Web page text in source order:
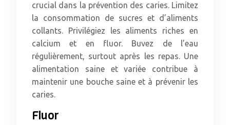
crucial dans la prévention des caries. Limitez
la consommation de sucres et d’aliments
collants. Privilégiez les aliments riches en
calcium et en fluor. Buvez de l’eau
régulièrement, surtout après les repas. Une
alimentation saine et variée contribue à
maintenir une bouche saine et à prévenir les
caries.
Fluor